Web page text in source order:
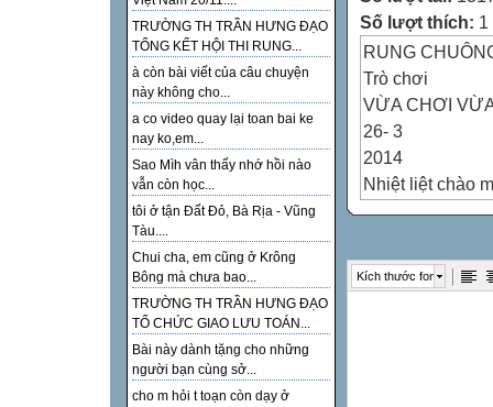
TRƯỜNG TH TRẦN HƯNG ĐẠO
TỔNG KẾT HỘI THI RUNG...
à còn bài viết của câu chuyện
này không cho...
a co video quay lại toan bai ke
nay ko,em...
Sao Mìh vân thấy nhớ hồi nào
vẫn còn học...
tôi ở tận Đất Đỏ, Bà Rịa - Vũng
Tàu....
Chui cha, em cũng ở Krông
Bông mà chưa bao...
TRƯỜNG TH TRẦN HƯNG ĐẠO
TỔ CHỨC GIAO LƯU TOÁN...
Bài này dành tặng cho những
người bạn cùng sở...
cho m hỏi t toạn còn dạy ở
Số lượt thích:
RUNG
Trò chơi
VỪA CHƠI
26- 3
2014
Nhiệt liệt chào
sinh về dự giao
TRƯỜNG
Rung chuông
Kích thước font